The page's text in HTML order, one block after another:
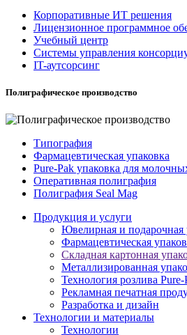
Корпоративные ИТ решения
Лицензионное программное
Учебный центр
Системы управления
IT-аутсорсинг
Полиграфическое производство
Типография
Фармацевтическая упаковка
Pure-Pak упаковка для
Оперативная полиграфия
Полиграфия Seal Mag
Продукция и услуги
Ювелирная и подарочная
Фармацевтическая
Складная картонная
Металлизированная
Технология розлива Pure-
Рекламная печатная
Разработка и дизайн
Технологии и материалы
Технологии